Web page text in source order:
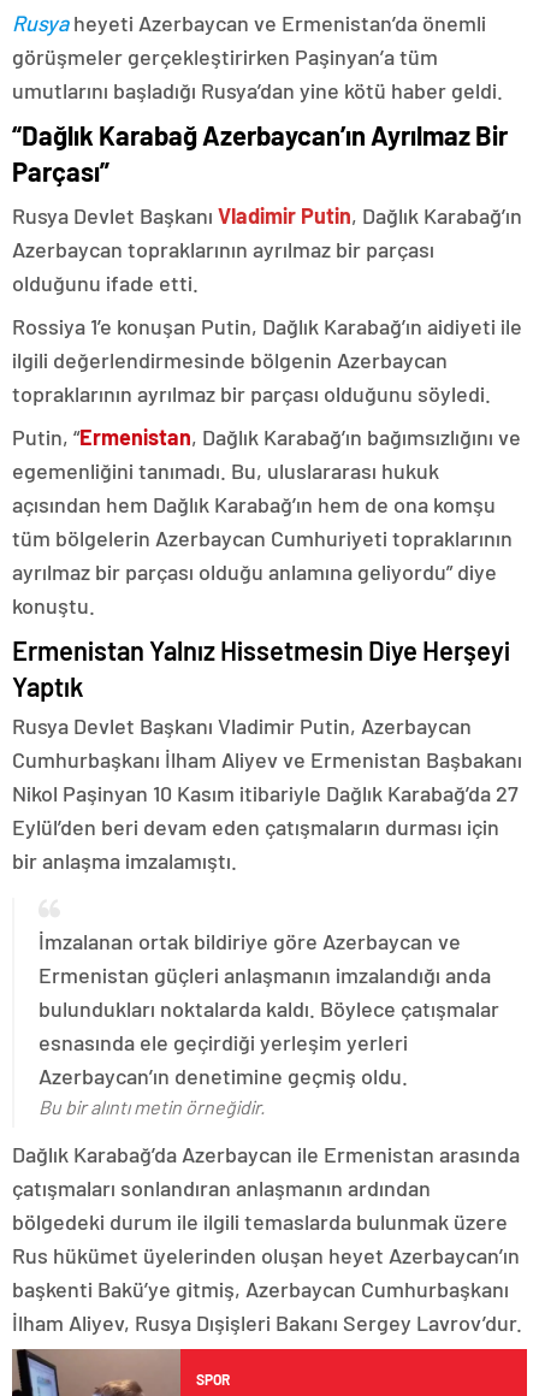
Rusyaheyeti Azerbaycan ve Ermenistan’da önemli
görüşmeler gerçekleştirirken Paşinyan’a tüm
umutlarını başladığı Rusya’dan yine kötü haber geldi.
“Dağlık Karabağ Azerbaycan’ın Ayrılmaz Bir
Parçası”
Rusya Devlet Başkanı Vladimir Putin, Dağlık Karabağ’ın
Azerbaycan topraklarının ayrılmaz bir parçası
olduğunu ifade etti.
Rossiya 1’e konuşan Putin, Dağlık Karabağ’ın aidiyeti ile
ilgili değerlendirmesinde bölgenin Azerbaycan
topraklarının ayrılmaz bir parçası olduğunu söyledi.
Putin, “Ermenistan, Dağlık Karabağ’ın bağımsızlığını ve
egemenliğini tanımadı. Bu, uluslararası hukuk
açısından hem Dağlık Karabağ’ın hem de ona komşu
tüm bölgelerin Azerbaycan Cumhuriyeti topraklarının
ayrılmaz bir parçası olduğu anlamına geliyordu” diye
konuştu.
Ermenistan Yalnız Hissetmesin Diye Herşeyi
Yaptık
Rusya Devlet Başkanı Vladimir Putin, Azerbaycan
Cumhurbaşkanı İlham Aliyev ve Ermenistan Başbakanı
Nikol Paşinyan 10 Kasım itibariyle Dağlık Karabağ’da 27
Eylül’den beri devam eden çatışmaların durması için
bir anlaşma imzalamıştı.
İmzalanan ortak bildiriye göre Azerbaycan ve
Ermenistan güçleri anlaşmanın imzalandığı anda
bulundukları noktalarda kaldı. Böylece çatışmalar
esnasında ele geçirdiği yerleşim yerleri
Azerbaycan’ın denetimine geçmiş oldu.
Bu bir alıntı metin örneğidir.
Dağlık Karabağ’da Azerbaycan ile Ermenistan arasında
çatışmaları sonlandıran anlaşmanın ardından
bölgedeki durum ile ilgili temaslarda bulunmak üzere
Rus hükümet üyelerinden oluşan heyet Azerbaycan’ın
başkenti Bakü’ye gitmiş, Azerbaycan Cumhurbaşkanı
İlham Aliyev, Rusya Dışişleri Bakanı Sergey Lavrov’dur.
SPOR